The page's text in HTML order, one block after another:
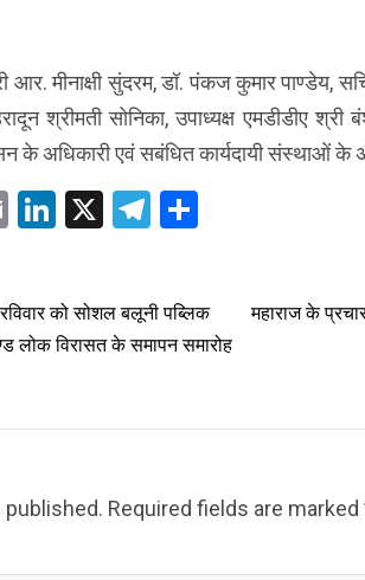
मीनाक्षी सुंदरम, डॉ. पंकज कुमार पाण्डेय,
श्रीमती सोनिका, उपाध्यक्ष एमडीडीए श्री
के अधिकारी एवं सबंधित कार्यदायी संस्थाओं के
EmailLinkedIn
X Telegram
Share
को सोशल बलूनी पब्लिक
लोक विरासत के समापन समारोह
महाराज के
published. Required fields are marked